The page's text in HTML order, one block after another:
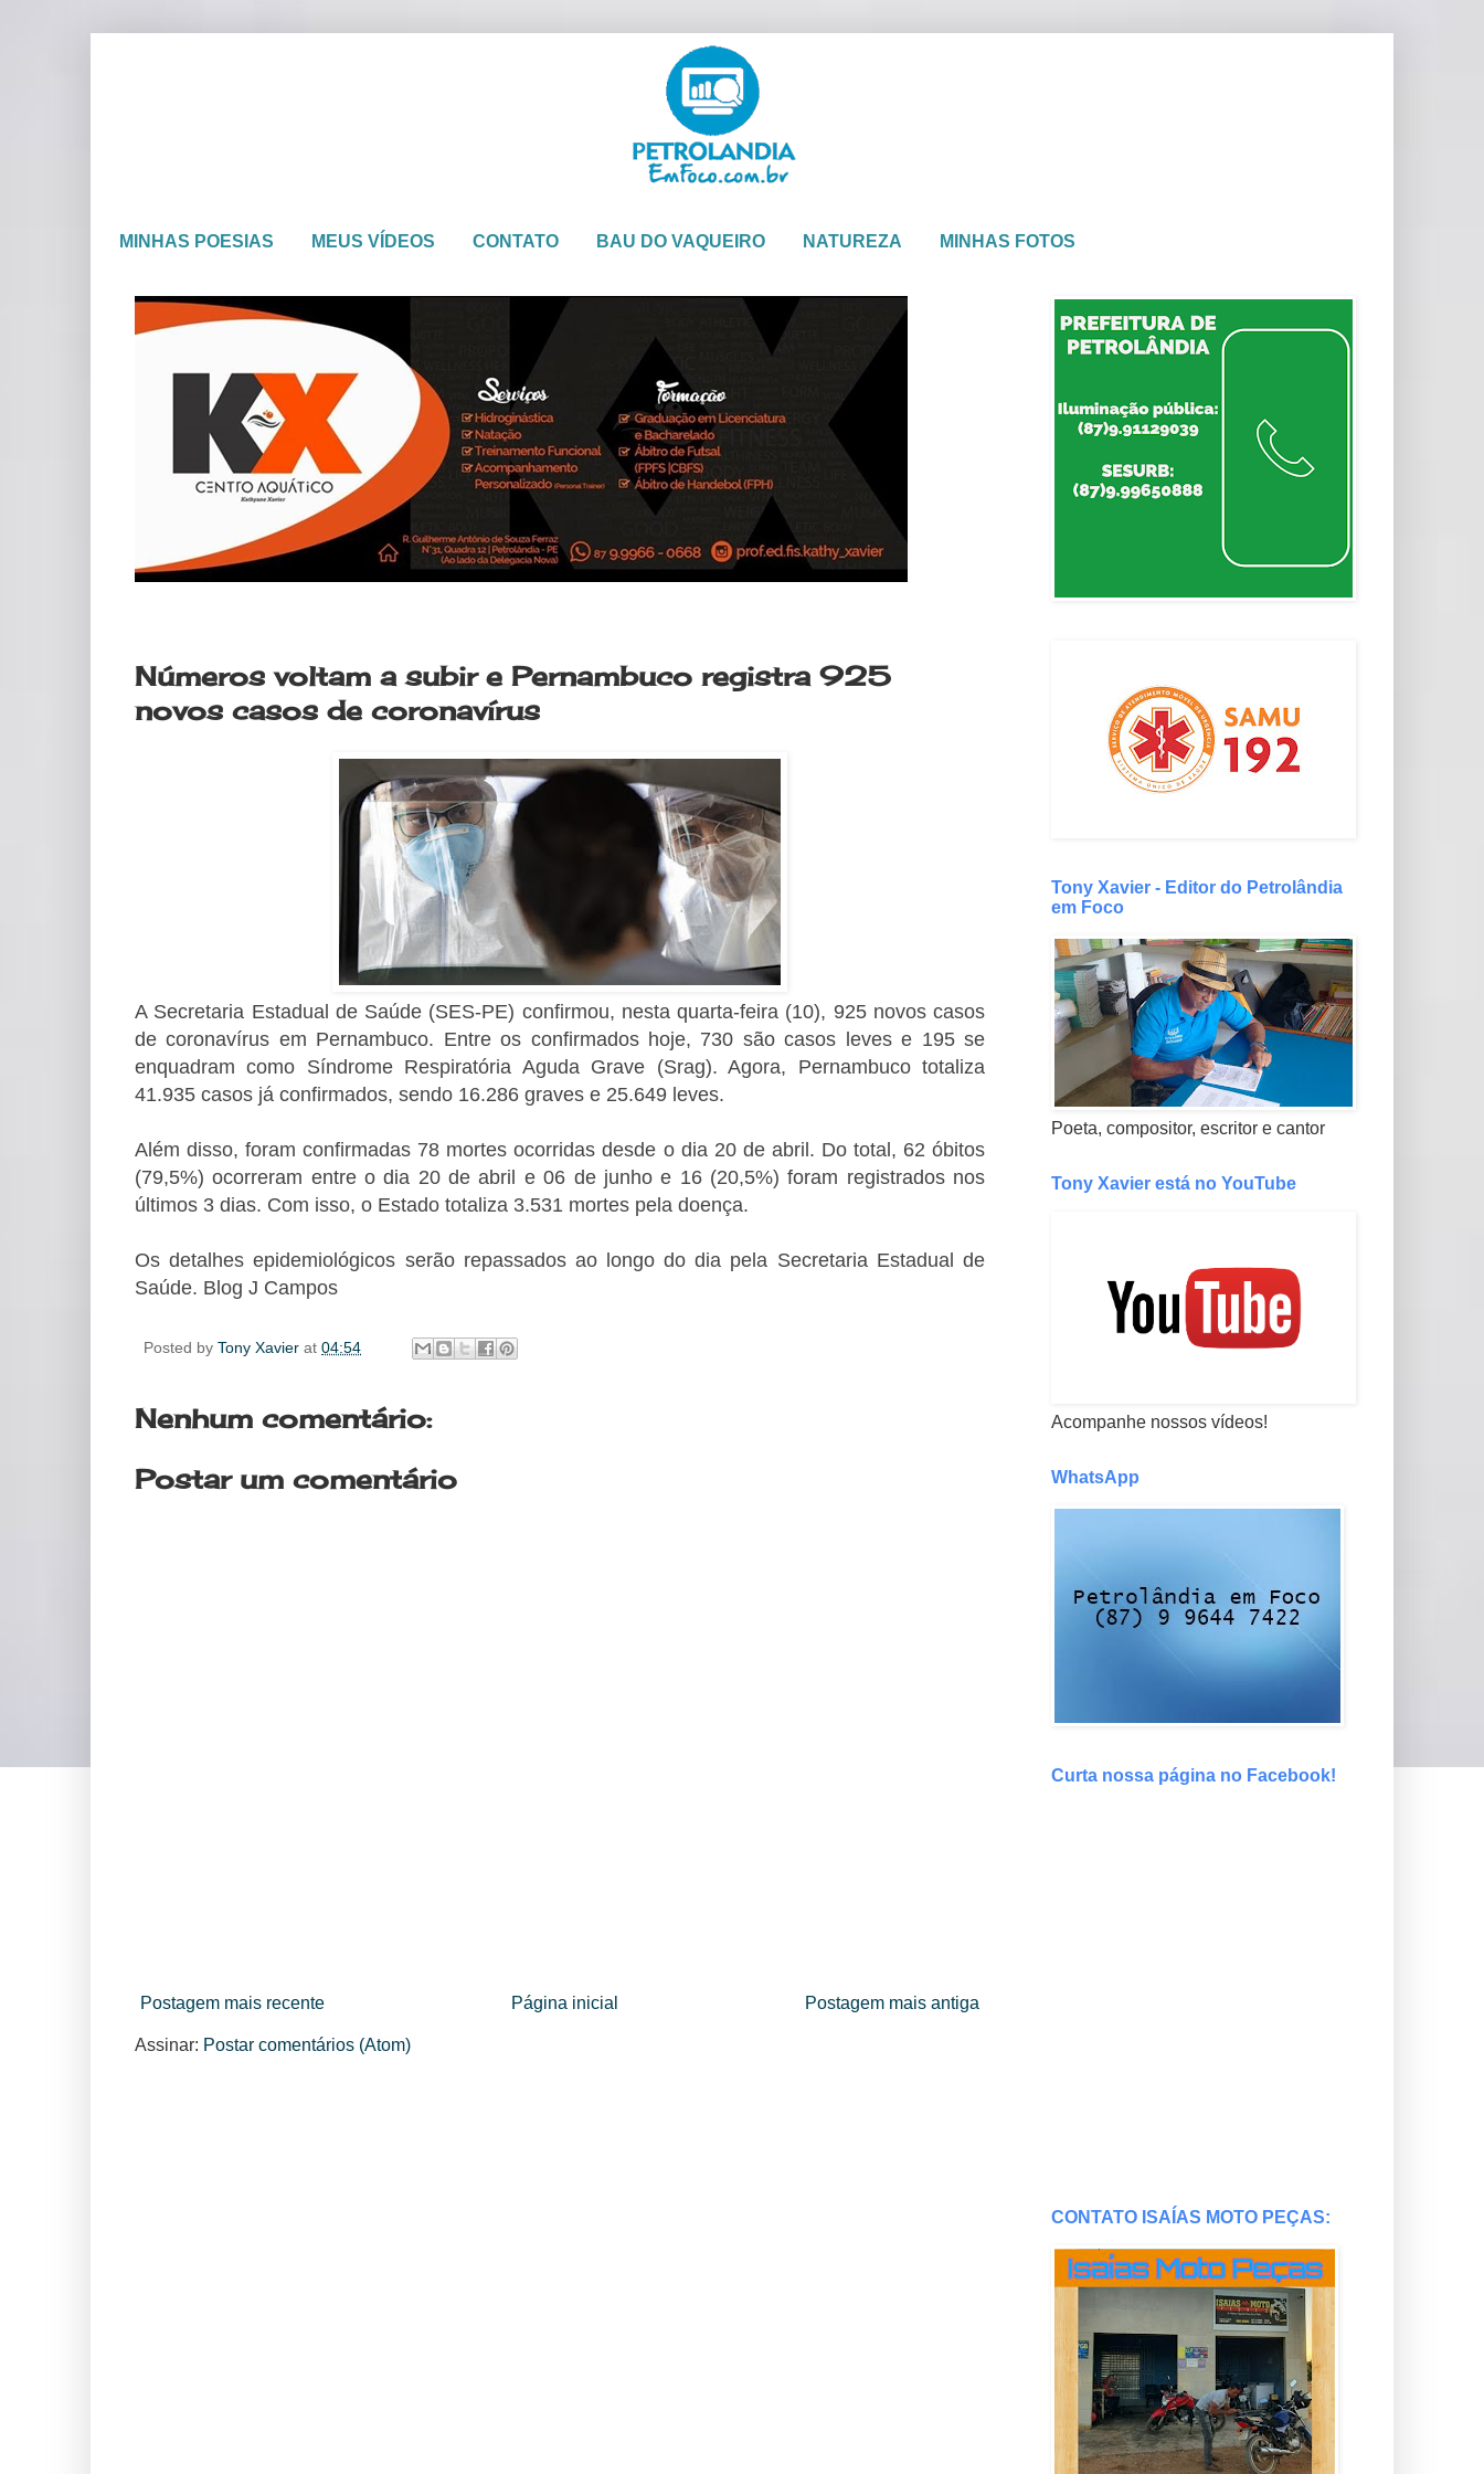
MINHAS POESIAS MEUS VÍDEOS CONTATO BAU DO VAQUEIRO NATUREZA MINHAS FOTOS
Números voltam a subir e Pernambuco registra 925
novos casos de coronavírus
A Secretaria Estadual de Saúde (SES-PE) confirmou, nesta quarta-feira (10), 925 novos casos
de coronavírus em Pernambuco. Entre os confirmados hoje, 730 são casos leves e 195 se
enquadram como Síndrome Respiratória Aguda Grave (Srag). Agora, Pernambuco totaliza
41.935 casos já confirmados, sendo 16.286 graves e 25.649 leves.
Além disso, foram confirmadas 78 mortes ocorridas desde o dia 20 de abril. Do total, 62 óbitos
(79,5%) ocorreram entre o dia 20 de abril e 06 de junho e 16 (20,5%) foram registrados nos
últimos 3 dias. Com isso, o Estado totaliza 3.531 mortes pela doença.
Os detalhes epidemiológicos serão repassados ao longo do dia pela Secretaria Estadual de
Saúde. Blog J Campos
Posted by Tony Xavier at 04:54
Nenhum comentário:
Postar um comentário
Postagem mais recente Postagem mais antiga
Página inicial
Assinar: Postar comentários (Atom)
Tony Xavier - Editor do Petrolândia
em Foco
Poeta, compositor, escritor e cantor
Tony Xavier está no YouTube
Acompanhe nossos vídeos!
WhatsApp
Curta nossa página no Facebook!
CONTATO ISAÍAS MOTO PEÇAS: